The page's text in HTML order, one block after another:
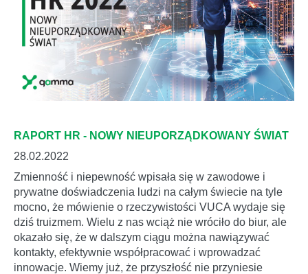
RAPORT HR - NOWY NIEUPORZĄDKOWANY ŚWIAT
28.02.2022
Zmienność i niepewność wpisała się w zawodowe i
prywatne doświadczenia ludzi na całym świecie na tyle
mocno, że mówienie o rzeczywistości VUCA wydaje się
dziś truizmem. Wielu z nas wciąż nie wróciło do biur, ale
okazało się, że w dalszym ciągu można nawiązywać
kontakty, efektywnie współpracować i wprowadzać
innowacje. Wiemy już, że przyszłość nie przyniesie